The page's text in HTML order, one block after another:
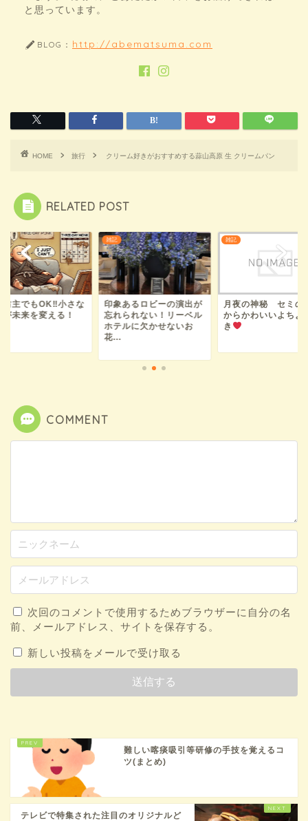
と思っています。
BLOG： http://abematsuma.com
HOME 旅行 クリーム好きがおすすめする蒜山高原 生 クリームパン
RELATED POST
坊主でもOK‼小さな
が未来を変える！
雑記
印象あるロビーの演出が
忘れられない！リーベル
ホテルに欠かせないお
花...
雑記
月夜の神秘 セミの
からかわいいよちよ
き
COMMENT
次回のコメントで使用するためブラウザーに自分の名
前、メールアドレス、サイトを保存する。
新しい投稿をメールで受け取る
難しい喀痰吸引等研修の手技を覚えるコ
ツ(まとめ)
テレビで特集された注目のオリジナルど